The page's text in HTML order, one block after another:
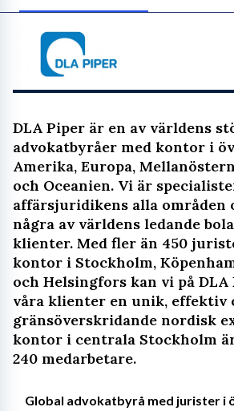
DLA Piper är en av världens
advokatbyråer med kontor i
Amerika, Europa,
och Oceanien. Vi är
affärsjuridikens alla områden
några av världens ledande
klienter. Med fler än 450
kontor i Stockholm,
och Helsingfors kan vi på
våra klienter en unik, effektiv
gränsöverskridande nordisk
kontor i centrala Stockholm
240 medarbetare.
Global advokatbyrå med jurister i